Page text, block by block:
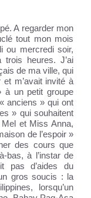
A regarder mon
tout mon mois
ou mercredi soir,
trois heures. J’ai
de ma ville, qui
et m’avait invité à
à un petit groupe
anciens » qui ont
» qui souhaitent
et Miss Anna,
de l’espoir »
des cours que
bas, à l’instar de
pas d’aides du
gros soucis : la
lorsqu’un